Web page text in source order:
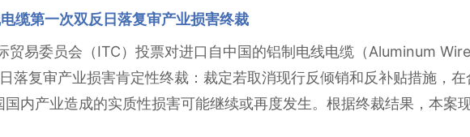
缆第一次双反日落复审产业损害终裁
贸易委员会（ITC）投票对进口自中国的铝制电线电缆（Aluminum
落复审产业损害肯定性终裁：裁定若取消现行反倾销和反补贴措施，
内产业造成的实质性损害可能继续或再度发生。根据终裁结果，本案